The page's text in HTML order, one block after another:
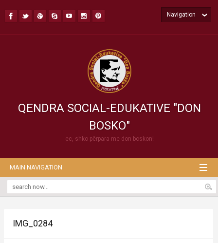
QENDRA SOCIAL-EDUKATIVE "DON
BOSKO"
ec, shko përpara me don boskon!
Navigation
MAIN NAVIGATION
IMG_0284